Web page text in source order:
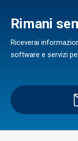
Rimani
Riceverai
software e servizi